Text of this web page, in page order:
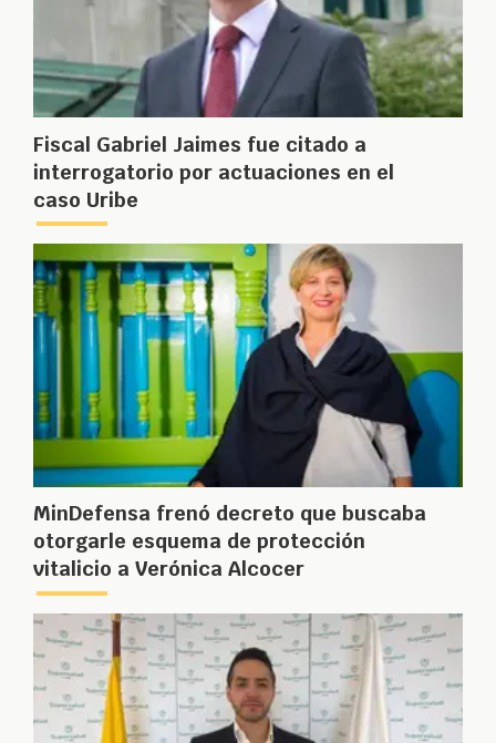
Fiscal Gabriel Jaimes fue citado a
interrogatorio por actuaciones en el
caso Uribe
MinDefensa frenó decreto que buscaba
otorgarle esquema de protección
vitalicio a Verónica Alcocer